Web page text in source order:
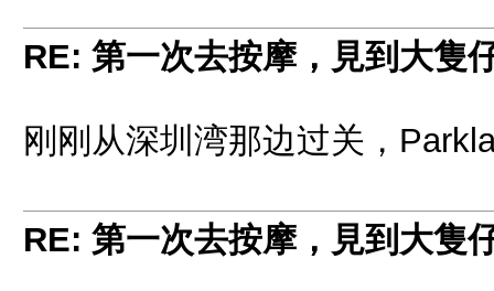
RE: 第一次去按摩，見到大隻
刚刚从深圳湾那边过关，
RE: 第一次去按摩，見到大隻